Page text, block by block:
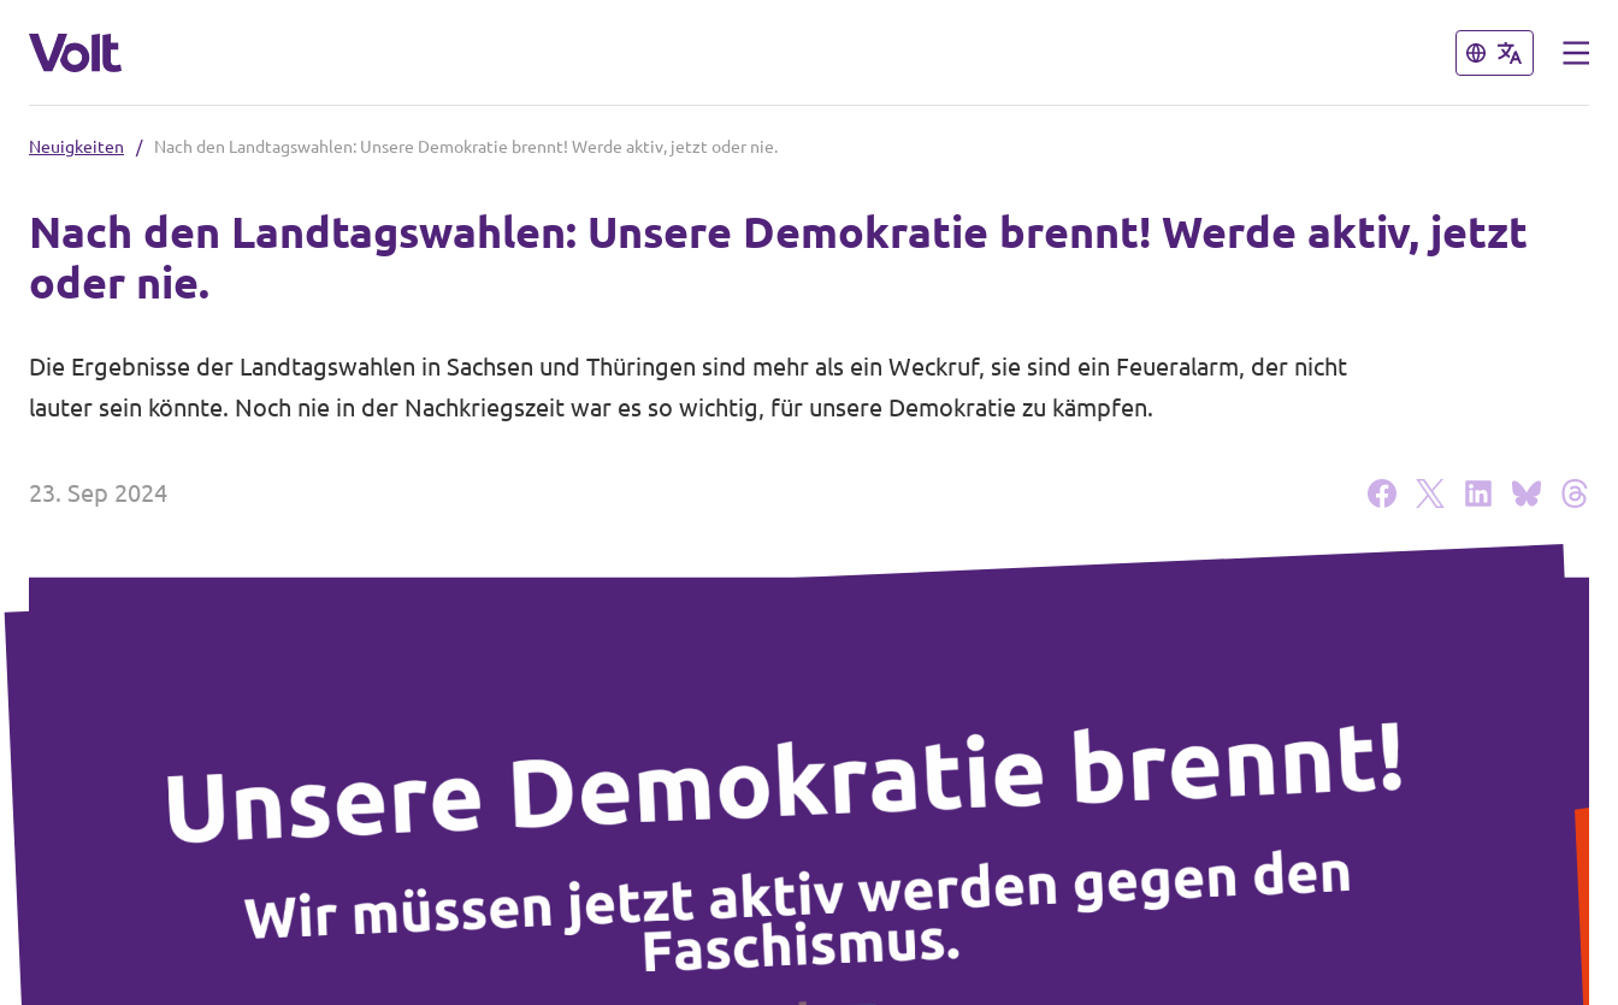
Schließen
Lokale Teams
Website
Volt Deutschland Merchandise Shop
Schließen
Programm
Über Volt
Menschen
Neuigkeiten
Unsere Events
Deine Spende für Volt!
Neuigkeiten / Nach den Landtagswahlen: Unsere Demokratie brennt! Werde aktiv, jetzt oder nie.
Nach den Landtagswahlen: Unsere Demokratie brennt! Werde aktiv, jetzt
oder nie.
Die Ergebnisse der Landtagswahlen in Sachsen und Thüringen sind mehr als ein Weckruf, sie sind ein Feueralarm, der nicht
lauter sein könnte. Noch nie in der Nachkriegszeit war es so wichtig, für unsere Demokratie zu kämpfen.
23. Sep 2024